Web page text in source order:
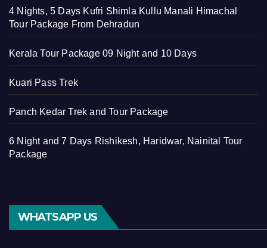
4 Nights, 5 Days Kufri Shimla Kullu Manali Himachal
Tour Package From Dehradun
Kerala Tour Package 09 Night and 10 Days
Kuari Pass Trek
Panch Kedar Trek and Tour Package
6 Night and 7 Days Rishikesh, Haridwar, Nainital Tour
Package
WHATSAPP US